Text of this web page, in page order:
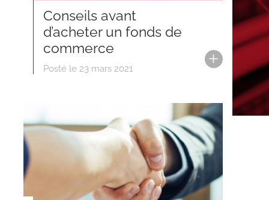
Conseils avant
d’acheter un fonds de
commerce
Posté le 23 mars 2021